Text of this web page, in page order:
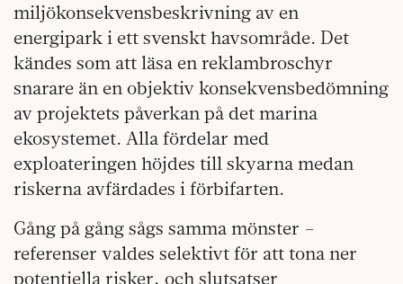
miljökonsekvensbeskrivning av en
energipark i ett svenskt havsområde. Det
kändes som att läsa en reklambroschyr
snarare än en objektiv konsekvensbedömning
av projektets påverkan på det marina
ekosystemet. Alla fördelar med
exploateringen höjdes till skyarna medan
riskerna avfärdades i förbifarten.
Gång på gång sågs samma mönster –
referenser valdes selektivt för att tona ner
potentiella risker, och slutsatser